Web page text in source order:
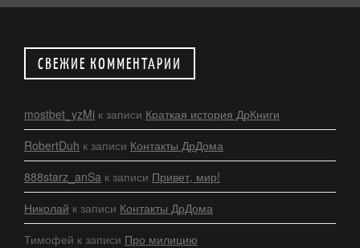
СВЕЖИЕ КОММЕНТАРИИ
mostbet_yzMi к записи Краткая история ДрКниги
RobertDuh к записи Контакты ДрДома
888starz_anSa к записи Привет, мир!
Николай к записи Контакты ДрДома
Тимофей к записи Про милицию